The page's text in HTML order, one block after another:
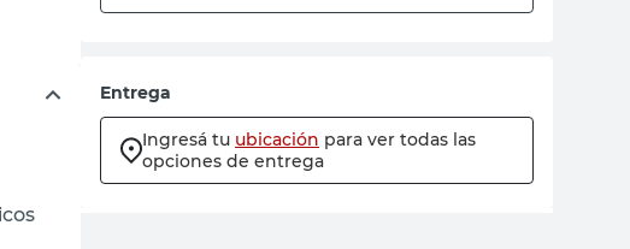
Entrega
Ingresá tu ubicación para ver todas las
opciones de entrega